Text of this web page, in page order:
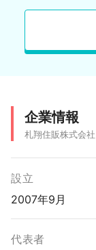
企業情報
札翔住販株式会社
設立
2007年9月
代表者